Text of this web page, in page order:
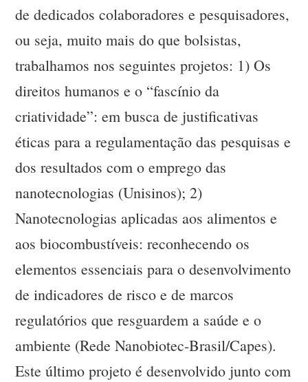
de dedicados colaboradores e pesquisadores,
ou seja, muito mais do que bolsistas,
trabalhamos nos seguintes projetos: 1) Os
direitos humanos e o “fascínio da
criatividade”: em busca de justificativas
éticas para a regulamentação das pesquisas e
dos resultados com o emprego das
nanotecnologias (Unisinos); 2)
Nanotecnologias aplicadas aos alimentos e
aos biocombustíveis: reconhecendo os
elementos essenciais para o desenvolvimento
de indicadores de risco e de marcos
regulatórios que resguardem a saúde e o
ambiente (Rede Nanobiotec-Brasil/Capes).
Este último projeto é desenvolvido junto com